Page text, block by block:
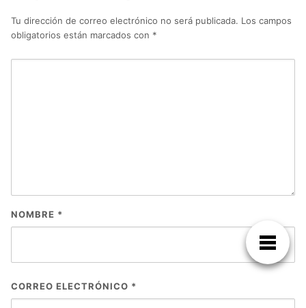
Tu dirección de correo electrónico no será publicada. Los campos
obligatorios están marcados con *
NOMBRE *
CORREO ELECTRÓNICO *